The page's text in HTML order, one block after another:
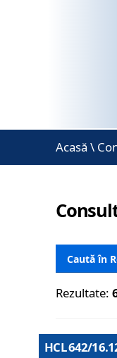
Acasă \
Caută în
Rezultate:
HCL 642/